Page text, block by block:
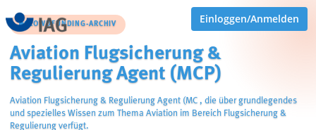
Einloggen/Anmelden
CROWDFUNDING-ARCHIV
Aviation Flugsicherung &
Regulierung Agent (MCP)
Aviation Flugsicherung & Regulierung Agent (MC , die über grundlegendes
und spezielles Wissen zum Thema Aviation im Bereich Flugsicherung &
Regulierung verfügt.